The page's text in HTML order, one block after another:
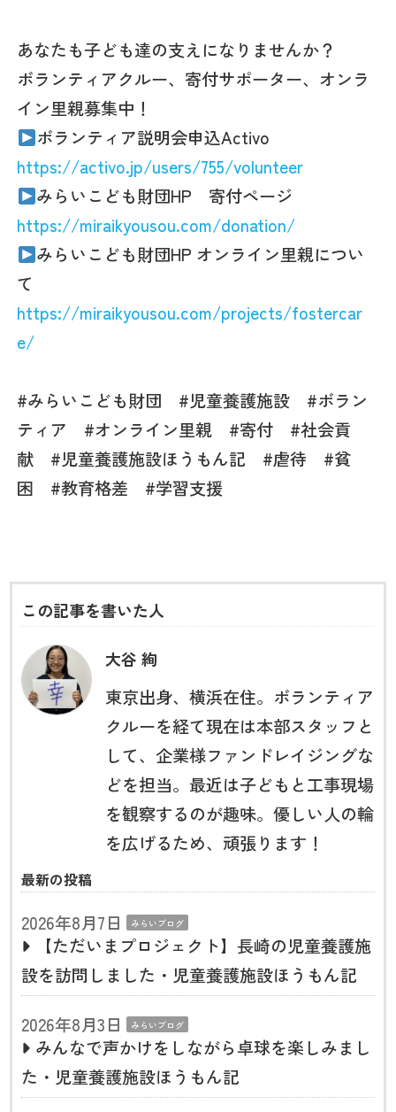
あなたも子ども達の支えになりませんか？
ボランティアクルー、寄付サポーター、オンラ
イン里親募集中！
ボランティア説明会申込Activo
https://activo.jp/users/755/volunteer
みらいこども財団HP 寄付ページ
https://miraikyousou.com/donation/
みらいこども財団HP オンライン里親につい
て
https://miraikyousou.com/projects/fostercar
e/
#みらいこども財団 #児童養護施設 #ボラン
ティア #オンライン里親 #寄付 #社会貢
献 #児童養護施設ほうもん記 #虐待 #貧
困 #教育格差 #学習支援
この記事を書いた人
大谷 絢
東京出身、横浜在住。ボランティア
クルーを経て現在は本部スタッフと
して、企業様ファンドレイジングな
どを担当。最近は子どもと工事現場
を観察するのが趣味。優しい人の輪
を広げるため、頑張ります！
最新の投稿
2026年8月7日 みらいブログ
【ただいまプロジェクト】長崎の児童養護施
設を訪問しました・児童養護施設ほうもん記
2026年8月3日
みらいブログ
みんなで声かけをしながら卓球を楽しみまし
た・児童養護施設ほうもん記